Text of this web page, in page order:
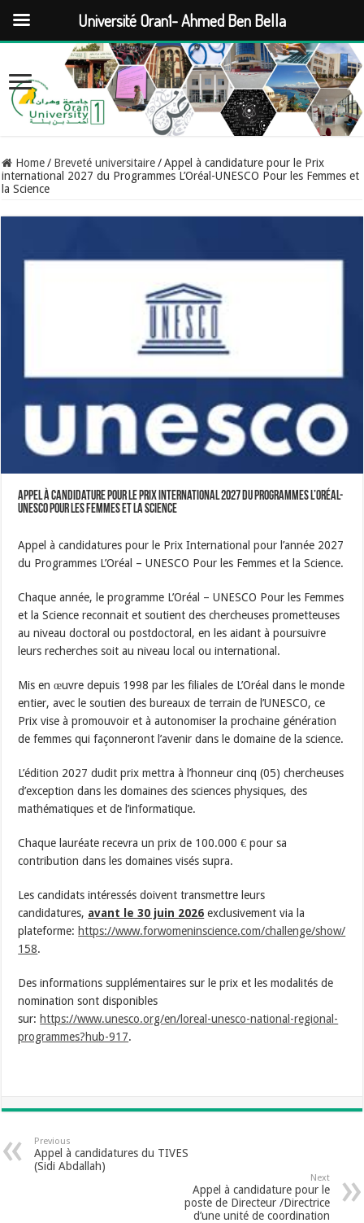
Home / Breveté universitaire / Appel à candidature pour le Prix
international 2027 du Programmes L’Oréal-UNESCO Pour les Femmes et
la Science
Appel à candidature pour le Prix international 2027 du Programmes L’Oréal-
UNESCO Pour les Femmes et la Science
Appel à candidatures pour le Prix International pour l’année 2027
du Programmes L’Oréal – UNESCO Pour les Femmes et la Science.
Chaque année, le programme L’Oréal – UNESCO Pour les Femmes
et la Science reconnait et soutient des chercheuses prometteuses
au niveau doctoral ou postdoctoral, en les aidant à poursuivre
leurs recherches soit au niveau local ou international.
Mis en œuvre depuis 1998 par les filiales de L’Oréal dans le monde
entier, avec le soutien des bureaux de terrain de l’UNESCO, ce
Prix vise à promouvoir et à autonomiser la prochaine génération
de femmes qui façonneront l’avenir dans le domaine de la science.
L’édition 2027 dudit prix mettra à l’honneur cinq (05) chercheuses
d’exception dans les domaines des sciences physiques, des
mathématiques et de l’informatique.
Chaque lauréate recevra un prix de 100.000 € pour sa
contribution dans les domaines visés supra.
Les candidats intéressés doivent transmettre leurs
candidatures, avant le 30 juin 2026 exclusivement via la
plateforme: https://www.forwomeninscience.com/challenge/show/
158.
Des informations supplémentaires sur le prix et les modalités de
nomination sont disponibles
sur: https://www.unesco.org/en/loreal-unesco-national-regional-
programmes?hub-917.
Previous
Appel à candidatures du TIVES
(Sidi Abdallah)
Next
Appel à candidature pour le
poste de Directeur /Directrice
d’une unité de coordination
Université Oran1- Ahmed Ben Bella